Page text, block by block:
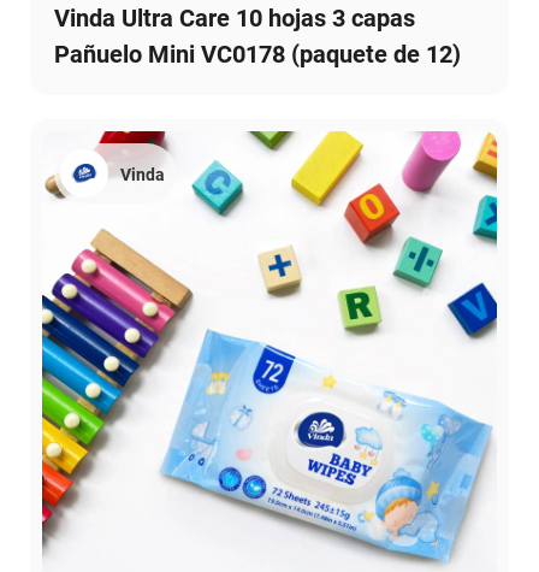
Vinda Ultra Care 10 hojas 3 capas
Pañuelo Mini VC0178 (paquete de 12)
Vinda